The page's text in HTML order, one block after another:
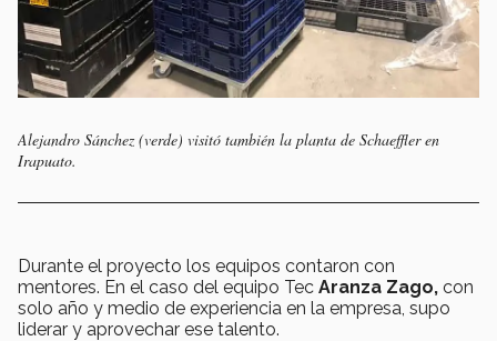
Alejandro Sánchez (verde) visitó también la planta de Schaeffler en
Irapuato.
Durante el proyecto los equipos contaron con
mentores. En el caso del equipo Tec Aranza Zago, con
solo año y medio de experiencia en la empresa, supo
liderar y aprovechar ese talento.